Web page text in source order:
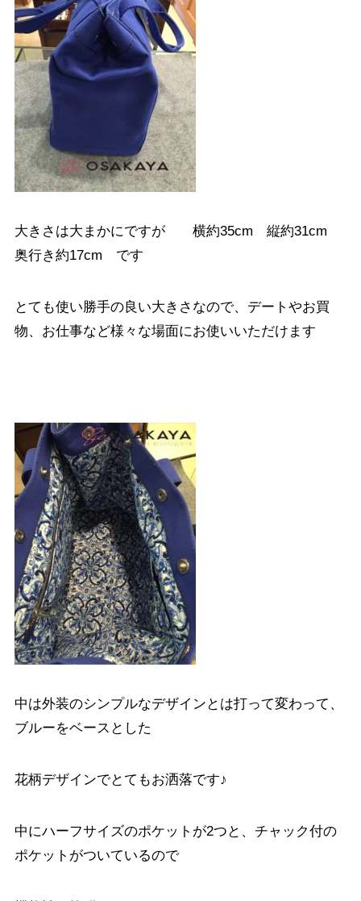
大きさは大まかにですが 横約35cm 縦約31cm
奥行き約17cm です
とても使い勝手の良い大きさなので、デートやお買
物、お仕事など様々な場面にお使いいただけます
中は外装のシンプルなデザインとは打って変わって、
ブルーをベースとした
花柄デザインでとてもお洒落です♪
中にハーフサイズのポケットが2つと、チャック付の
ポケットがついているので